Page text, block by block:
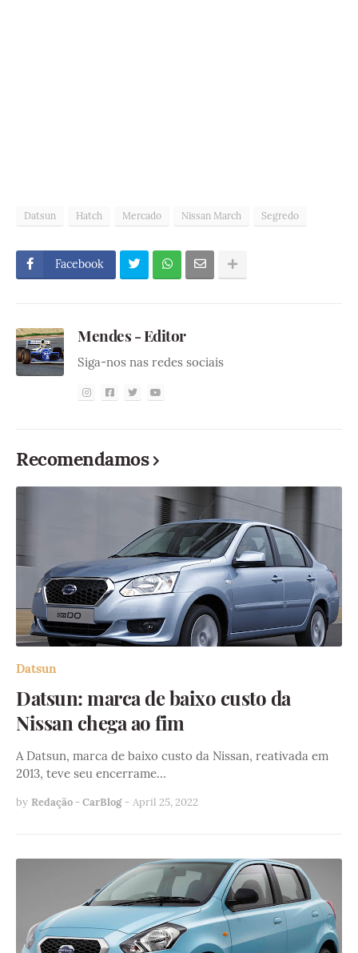
Datsun Hatch Mercado Nissan March Segredo
Facebook
Mendes - Editor
Siga-nos nas redes sociais
Recomendamos
Datsun
Datsun: marca de baixo custo da
Nissan chega ao fim
A Datsun, marca de baixo custo da Nissan, reativada em
2013, teve seu encerrame…
by Redação - CarBlog - April 25, 2022